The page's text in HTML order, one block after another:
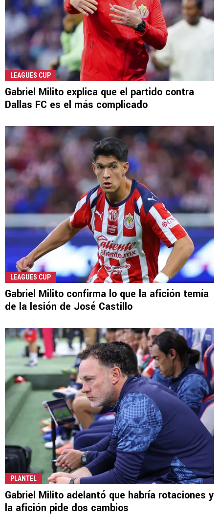
LEAGUES CUP
Gabriel Milito explica que el partido contra
Dallas FC es el más complicado
LEAGUES CUP
Gabriel Milito confirma lo que la afición temía
de la lesión de José Castillo
PLANTEL
Gabriel Milito adelantó que habría rotaciones y
la afición pide dos cambios